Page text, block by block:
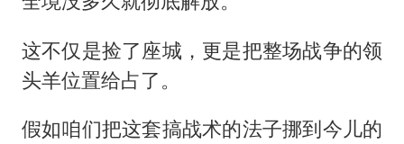
这不仅是捡了座城，更是把整场战争的领
头羊位置给占了。
假如咱们把这套搞战术的法子挪到今儿的